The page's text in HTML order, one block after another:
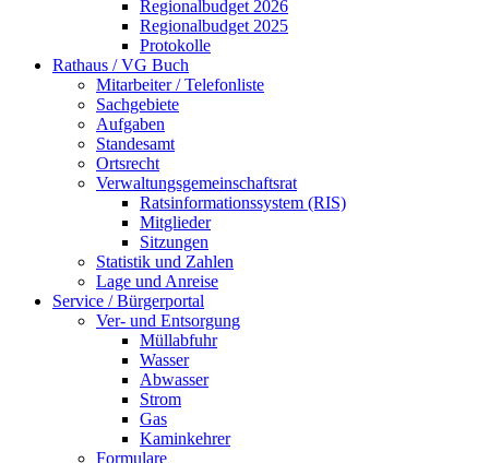
Regionalbudget 2026
Regionalbudget 2025
Protokolle
Rathaus / VG Buch
Mitarbeiter / Telefonliste
Sachgebiete
Aufgaben
Standesamt
Ortsrecht
Verwaltungsgemeinschaftsrat
Ratsinformationssystem (RIS)
Mitglieder
Sitzungen
Statistik und Zahlen
Lage und Anreise
Service / Bürgerportal
Ver- und Entsorgung
Müllabfuhr
Wasser
Abwasser
Strom
Gas
Kaminkehrer
Formulare